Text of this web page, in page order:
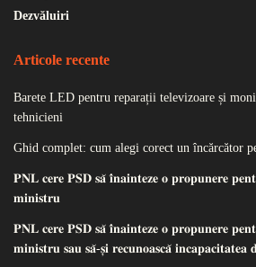
Dezvăluiri
Articole recente
Barete LED pentru reparații televizoare și
tehnicieni
Ghid complet: cum alegi corect un încărcător
𝐏𝐍𝐋 𝐜𝐞𝐫𝐞 𝐏𝐒𝐃 𝐬𝐚̆ 𝐢̂𝐧𝐚𝐢𝐧𝐭𝐞𝐳𝐞 𝐨 𝐩𝐫𝐨𝐩𝐮𝐧𝐞𝐫𝐞
𝐦𝐢𝐧𝐢𝐬𝐭𝐫𝐮
𝐏𝐍𝐋 𝐜𝐞𝐫𝐞 𝐏𝐒𝐃 𝐬𝐚̆ 𝐢̂𝐧𝐚𝐢𝐧𝐭𝐞𝐳𝐞 𝐨 𝐩𝐫𝐨𝐩𝐮𝐧𝐞𝐫𝐞
𝐦𝐢𝐧𝐢𝐬𝐭𝐫𝐮 𝐬𝐚𝐮 𝐬𝐚̆-𝐬̦𝐢 𝐫𝐞𝐜𝐮𝐧𝐨𝐚𝐬𝐜𝐚̆